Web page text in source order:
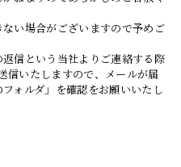
い場合がございますので予めご
信という当社よりご連絡する際
信いたしますので、メールが届
ォルダ」を確認をお願いいたし